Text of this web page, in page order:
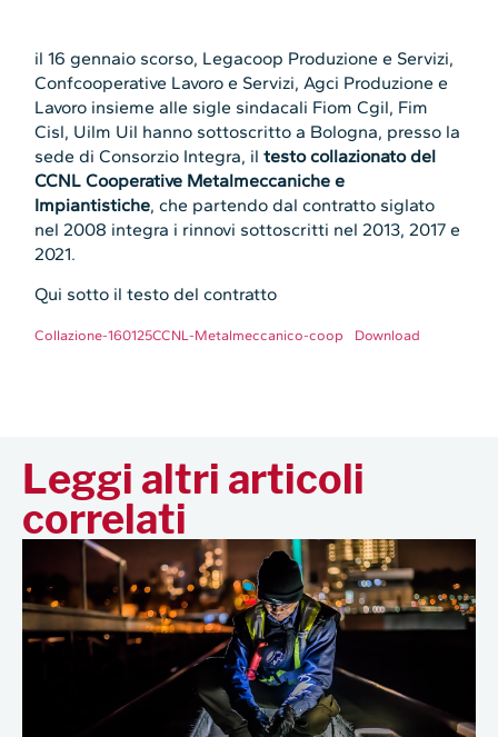
il 16 gennaio scorso, Legacoop Produzione e Servizi,
Confcooperative Lavoro e Servizi, Agci Produzione e
Lavoro insieme alle sigle sindacali Fiom Cgil, Fim
Cisl, Uilm Uil hanno sottoscritto a Bologna, presso la
sede di Consorzio Integra, iltesto collazionato del
CCNL Cooperative Metalmeccaniche e
Impiantistiche, che partendo dal contratto siglato
nel 2008 integra i rinnovi sottoscritti nel 2013, 2017 e
2021.
Qui sotto il testo del contratto
Collazione-160125CCNL-Metalmeccanico-coop Download
Leggi altri articoli
correlati